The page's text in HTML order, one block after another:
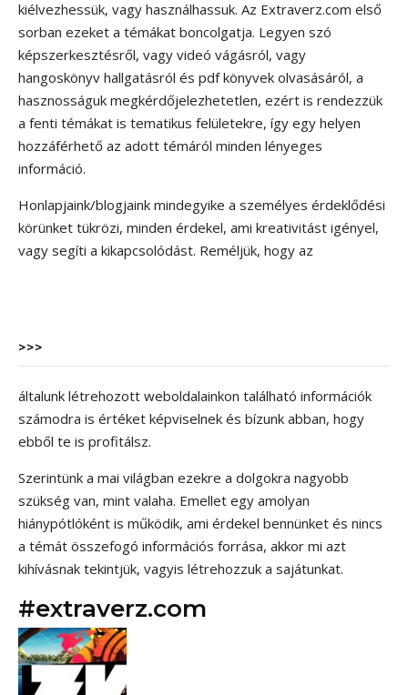
kiélvezhessük, vagy használhassuk. Az Extraverz.com első
sorban ezeket a témákat boncolgatja. Legyen szó
képszerkesztésről, vagy videó vágásról, vagy
hangoskönyv hallgatásról és pdf könyvek olvasásáról, a
hasznosságuk megkérdőjelezhetetlen, ezért is rendezzük
a fenti témákat is tematikus felületekre, így egy helyen
hozzáférhető az adott témáról minden lényeges
információ.
Honlapjaink/blogjaink mindegyike a személyes érdeklődési
körünket tükrözi, minden érdekel, ami kreativitást igényel,
vagy segíti a kikapcsolódást. Reméljük, hogy az
>>>
általunk létrehozott weboldalainkon található információk
számodra is értéket képviselnek és bízunk abban, hogy
ebből te is profitálsz.
Szerintünk a mai világban ezekre a dolgokra nagyobb
szükség van, mint valaha. Emellet egy amolyan
hiánypótlóként is működik, ami érdekel bennünket és nincs
a témát összefogó információs forrása, akkor mi azt
kihívásnak tekintjük, vagyis létrehozzuk a sajátunkat.
#extraverz.com